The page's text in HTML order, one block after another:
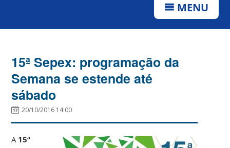
MENU
15ª Sepex: programação da
Semana se estende até
sábado
20/10/2016 14:00
A 15ª